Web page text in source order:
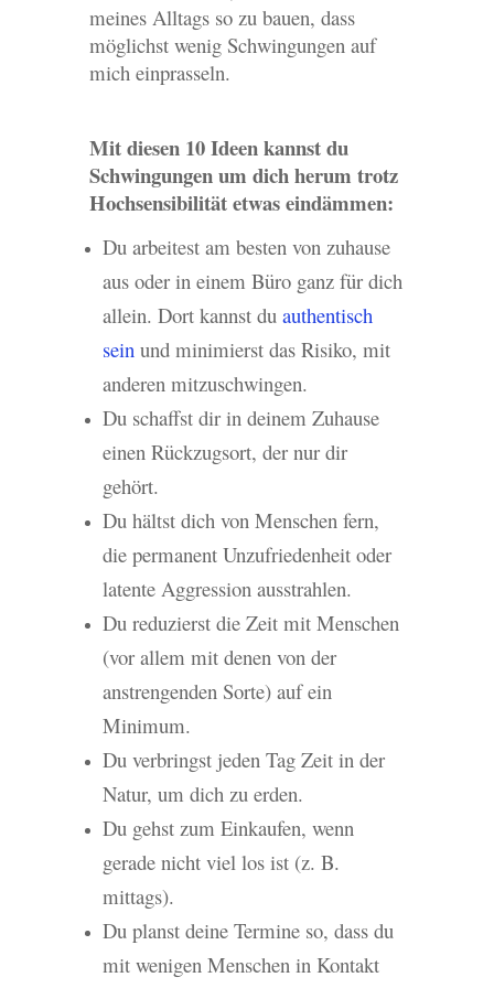
meines Alltags so zu bauen, dass
möglichst wenig Schwingungen auf
mich einprasseln.
Mit diesen 10 Ideen kannst du
Schwingungen um dich herum trotz
Hochsensibilität etwas eindämmen:
Du arbeitest am besten von zuhause
aus oder in einem Büro ganz für dich
allein. Dort kannst du authentisch
seinund minimierst das Risiko, mit
anderen mitzuschwingen.
Du schaffst dir in deinem Zuhause
einen Rückzugsort, der nur dir
gehört.
Du hältst dich von Menschen fern,
die permanent Unzufriedenheit oder
latente Aggression ausstrahlen.
Du reduzierst die Zeit mit Menschen
(vor allem mit denen von der
anstrengenden Sorte) auf ein
Minimum.
Du verbringst jeden Tag Zeit in der
Natur, um dich zu erden.
Du gehst zum Einkaufen, wenn
gerade nicht viel los ist (z. B.
mittags).
Du planst deine Termine so, dass du
mit wenigen Menschen in Kontakt